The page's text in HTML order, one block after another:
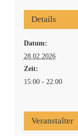
Details
Datum:
28.02.2026
Zeit:
15:00 - 22:00
Veranstalter